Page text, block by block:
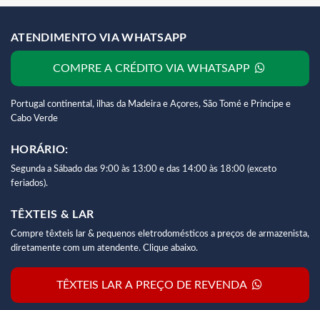
ATENDIMENTO VIA WHATSAPP
COMPRE A CRÉDITO VIA WHATSAPP
Portugal continental, ilhas da Madeira e Açores, São Tomé e Príncipe e
Cabo Verde
HORÁRIO:
Segunda a Sábado das 9:00 às 13:00 e das 14:00 às 18:00 (exceto
feriados).
TÊXTEIS & LAR
Compre têxteis lar & pequenos eletrodomésticos a preços de armazenista,
diretamente com um atendente. Clique abaixo.
TÊXTEIS LAR A PREÇO DE REVENDA